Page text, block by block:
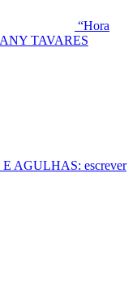
“Hora
TAVARES
AGULHAS: escrever